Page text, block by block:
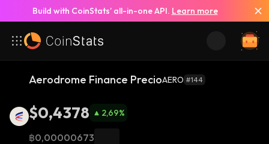
Build with CoinStats’ all-in-one API. Learn more
Aerodrome Finance PrecioAERO #144
$0,4378 2,69%
฿0,00000673
Ver todas las noticias